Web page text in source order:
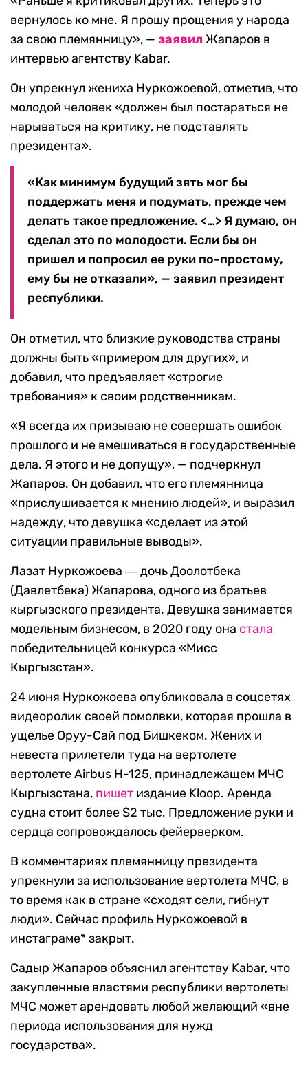
вернулось ко мне. Я прошу прощения у народа
за свою племянницу», — заявилЖапаров в
интервью агентству Kabar.
Он упрекнул жениха Нуркожоевой, отметив, что
молодой человек «должен был постараться не
нарываться на критику, не подставлять
президента».
«Как минимум будущий зять мог бы
поддержать меня и подумать, прежде чем
делать такое предложение. <…> Я думаю, он
сделал это по молодости. Если бы он
пришел и попросил ее руки по-простому,
ему бы не отказали», — заявил президент
республики.
Он отметил, что близкие руководства страны
должны быть «примером для других», и
добавил, что предъявляет «строгие
требования» к своим родственникам.
«Я всегда их призываю не совершать ошибок
прошлого и не вмешиваться в государственные
дела. Я этого и не допущу», — подчеркнул
Жапаров. Он добавил, что его племянница
«прислушивается к мнению людей», и выразил
надежду, что девушка «сделает из этой
ситуации правильные выводы».
Лазат Нуркожоева ― дочь Доолотбека
(Давлетбека) Жапарова, одного из братьев
кыргызского президента. Девушка занимается
модельным бизнесом, в 2020 году она стала
победительницей конкурса «Мисс
Кыргызстан».
24 июня Нуркожоева опубликовала в соцсетях
видеоролик своей помолвки, которая прошла в
ущелье Оруу-Сай под Бишкеком. Жених и
невеста прилетели туда на вертолете
вертолете Airbus H-125, принадлежащем МЧС
Кыргызстана, пишет издание Kloop. Аренда
судна стоит более $2 тыс. Предложение руки и
сердца сопровождалось фейерверком.
В комментариях племянницу президента
упрекнули за использование вертолета МЧС, в
то время как в стране «сходят сели, гибнут
люди». Сейчас профиль Нуркожоевой в
инстаграме* закрыт.
Садыр Жапаров объяснил агентству Kabar, что
закупленные властями республики вертолеты
МЧС может арендовать любой желающий «вне
периода использования для нужд
государства».